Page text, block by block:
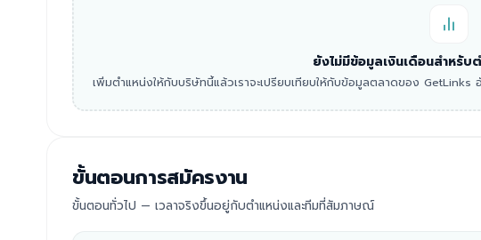
ยังไม่มีข้อมูลเงินเดือนสำหรั
เพิ่มตำแหน่งให้กับบริษัทนี้แล้วเราจะเปรียบเทียบให้กับข้อมูลตลาดของ GetLinks
ขั้นตอนการสมัครงาน
ขั้นตอนทั่วไป — เวลาจริงขึ้นอยู่กับตำแหน่งและทีมที่สัมภาษณ์